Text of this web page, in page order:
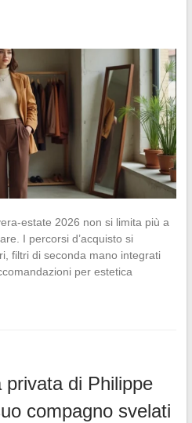
estate 2026 non si limita più a
I percorsi d’acquisto si
filtri di seconda mano integrati
per estetica
di Philippe
compagno svelati